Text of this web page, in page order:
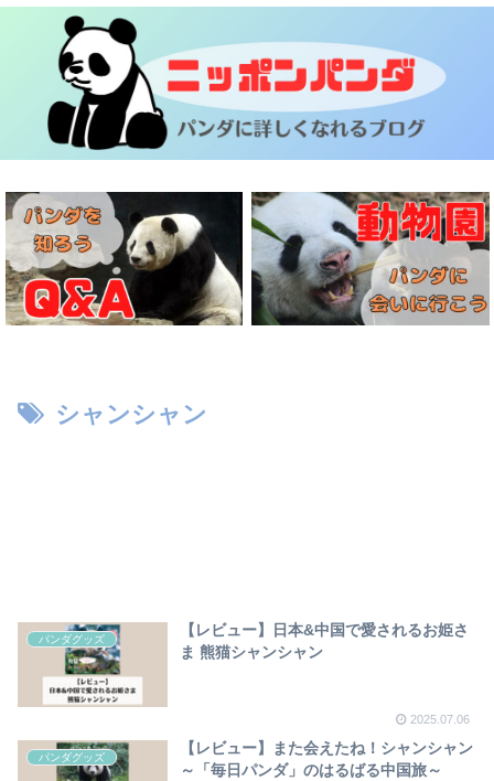
シャンシャン
パンダグッズ
【レビュー】日本&中国で愛されるお姫さ
ま 熊猫シャンシャン
2025.07.06
パンダグッズ
【レビュー】また会えたね！シャンシャン
～「毎日パンダ」のはるばる中国旅～